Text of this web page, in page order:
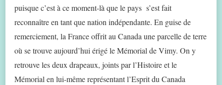
puisque c’est à ce moment-là que le pays s’est fait
reconnaître en tant que nation indépendante. En guise de
remerciement, la France offrit au Canada une parcelle de terre
où se trouve aujourd’hui érigé le Mémorial de Vimy. On y
retrouve les deux drapeaux, joints par l’Histoire et le
Mémorial en lui-même représentant l’Esprit du Canada